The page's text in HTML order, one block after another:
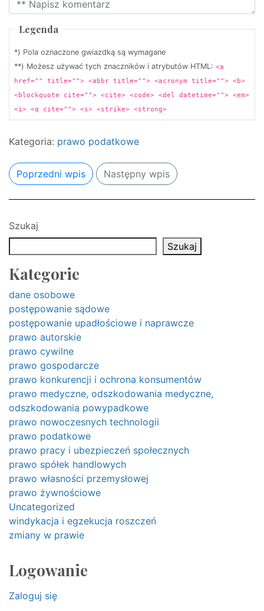
Legenda
*) Pola oznaczone gwiazdką są wymagane
**) Możesz używać tych znaczników i atrybutów HTML: <a
href="" title=""> <abbr title=""> <acronym title=""> <b>
<blockquote cite=""> <cite> <code> <del datetime=""> <em>
<i> <q cite=""> <s> <strike> <strong>
Kategoria: prawo podatkowe
Poprzedni wpis Następny wpis
Szukaj
Szukaj
Kategorie
dane osobowe
postępowanie sądowe
postępowanie upadłościowe i naprawcze
prawo autorskie
prawo cywilne
prawo gospodarcze
prawo konkurencji i ochrona konsumentów
prawo medyczne, odszkodowania medyczne,
odszkodowania powypadkowe
prawo nowoczesnych technologii
prawo podatkowe
prawo pracy i ubezpieczeń społecznych
prawo spółek handlowych
prawo własności przemysłowej
prawo żywnościowe
Uncategorized
windykacja i egzekucja roszczeń
zmiany w prawie
Logowanie
Zaloguj się